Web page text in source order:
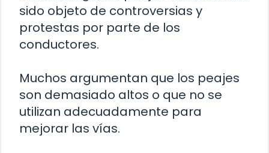
sido objeto de controversias y
protestas por parte de los
conductores.
Muchos argumentan que los peajes
son demasiado altos o que no se
utilizan adecuadamente para
mejorar las vías.